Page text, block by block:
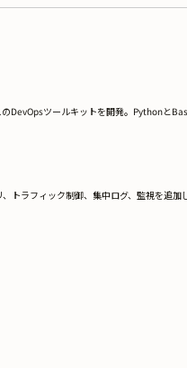
DevOpsツールキットを開発。Pythonと
ラフィック制御、集中ログ、監視を追加